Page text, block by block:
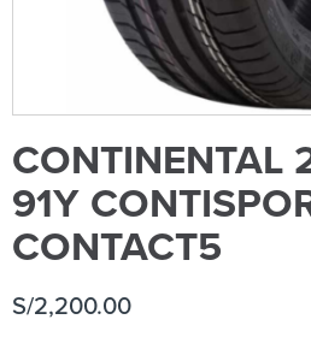
CONTINENTAL
91Y
CONTACT5
S/2,200.00